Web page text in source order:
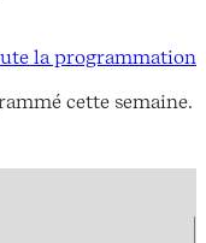
la programmation
cette semaine.